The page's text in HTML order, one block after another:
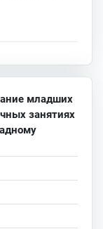
младших
занятиях